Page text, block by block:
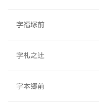
字福塚前
字札之辻
字本郷前